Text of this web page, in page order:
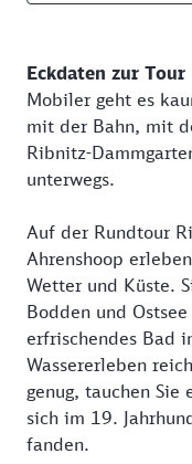
Eckdaten zur Tour
Mobiler geht es
mit der Bahn, mit
Ribnitz-
unterwegs.
Auf der Rundtour
Ahrenshoop
Wetter und Küste.
Bodden und
erfrischendes Bad
Wassererleben
genug, tauchen
sich im 19.
fanden.